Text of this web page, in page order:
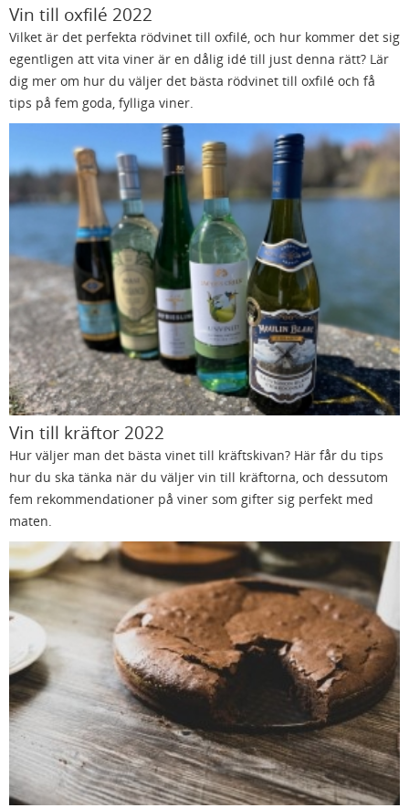
Vin till oxfilé 2022
Vilket är det perfekta rödvinet till oxfilé, och hur kommer det sig
egentligen att vita viner är en dålig idé till just denna rätt? Lär
dig mer om hur du väljer det bästa rödvinet till oxfilé och få
tips på fem goda, fylliga viner.
Vin till kräftor 2022
Hur väljer man det bästa vinet till kräftskivan? Här får du tips
hur du ska tänka när du väljer vin till kräftorna, och dessutom
fem rekommendationer på viner som gifter sig perfekt med
maten.